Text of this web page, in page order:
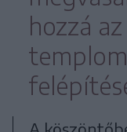
hozzá